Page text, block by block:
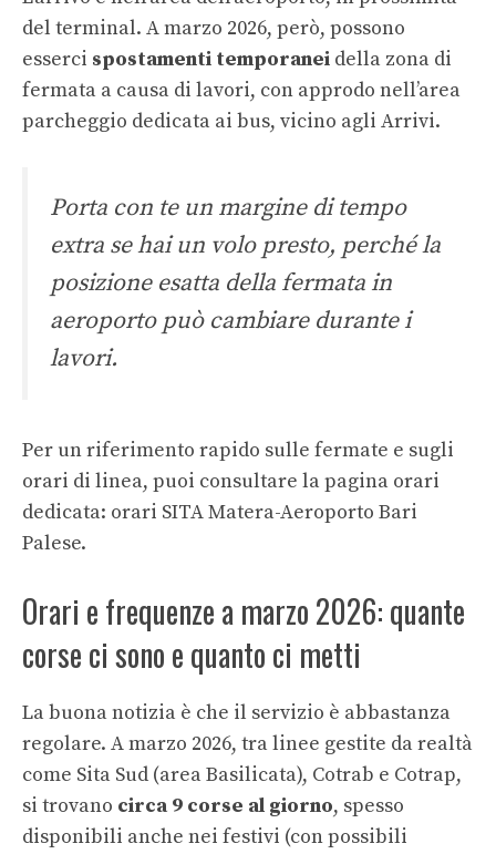
del terminal. A marzo 2026, però, possono
esserci spostamenti temporanei della zona di
fermata a causa di lavori, con approdo nell’area
parcheggio dedicata ai bus, vicino agli Arrivi.
Porta con te un margine di tempo
extra se hai un volo presto, perché la
posizione esatta della fermata in
aeroporto può cambiare durante i
lavori.
Per un riferimento rapido sulle fermate e sugli
orari di linea, puoi consultare la pagina orari
dedicata: orari SITA Matera-Aeroporto Bari
Palese.
Orari e frequenze a marzo 2026: quante
corse ci sono e quanto ci metti
La buona notizia è che il servizio è abbastanza
regolare. A marzo 2026, tra linee gestite da realtà
come Sita Sud (area Basilicata), Cotrab e Cotrap,
si trovano circa 9 corse al giorno, spesso
disponibili anche nei festivi (con possibili